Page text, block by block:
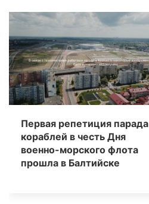
Первая репетиция парада
кораблей в честь Дня
военно-морского флота
прошла в Балтийске